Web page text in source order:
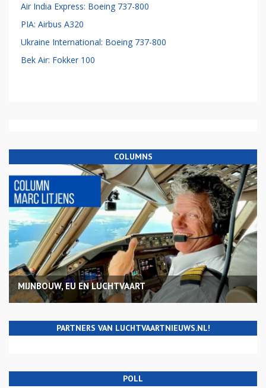
Air India Express: Boeing 737-800
PIA: Airbus A320
Ukraine International: Boeing 737-800
Bek Air: Fokker 100
COLUMNS
MIJNBOUW, EU EN LUCHTVAART
PARTNERS VAN LUCHTVAARTNIEUWS.NL!
POLL